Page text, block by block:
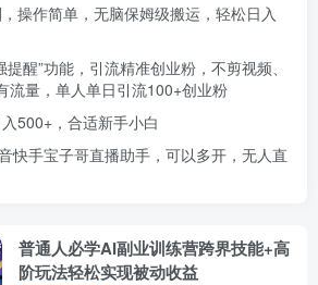
操作简单，无脑保姆级搬运，轻松日入
醒”功能，引流精准创业粉，不剪视频、
流量，单人单日引流100+创业粉
500+，合适新手小白
快手宝子哥直播助手，可以多开，无人直
普通人必学AI副业训练营跨界技能+高
阶玩法轻松实现被动收益